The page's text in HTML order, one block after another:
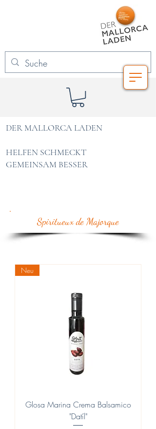
DER MALLORCA LADEN
HELFEN SCHMECKT
GEMEINSAM BESSER
Spiritueux de Majorque
Neu
Glosa Marina Crema Balsamico
"Datíl"